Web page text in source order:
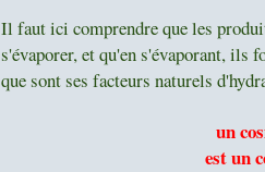
Il faut ici comprendre que les
s'évaporer, et qu'en s'évaporant, ils
que sont ses facteurs naturels
un
est un